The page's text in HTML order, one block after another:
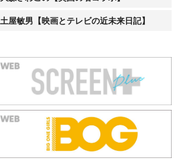
土屋敏男【映画とテレビの近未来日記】